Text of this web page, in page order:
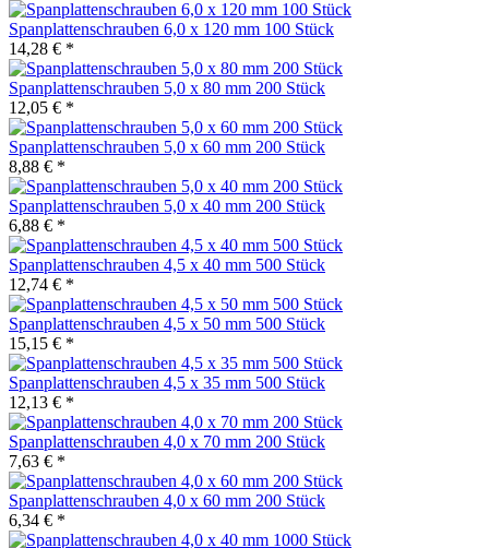
Spanplattenschrauben 6,0 x 120 mm 100 Stück
14,28 € *
Spanplattenschrauben 5,0 x 80 mm 200 Stück
12,05 € *
Spanplattenschrauben 5,0 x 60 mm 200 Stück
8,88 € *
Spanplattenschrauben 5,0 x 40 mm 200 Stück
6,88 € *
Spanplattenschrauben 4,5 x 40 mm 500 Stück
12,74 € *
Spanplattenschrauben 4,5 x 50 mm 500 Stück
15,15 € *
Spanplattenschrauben 4,5 x 35 mm 500 Stück
12,13 € *
Spanplattenschrauben 4,0 x 70 mm 200 Stück
7,63 € *
Spanplattenschrauben 4,0 x 60 mm 200 Stück
6,34 € *